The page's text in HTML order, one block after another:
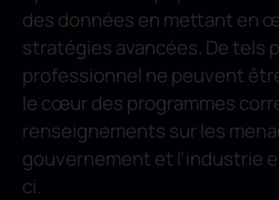
des données en mettant en
stratégies avancées. De tels
professionnel ne peuvent
le cœur des programmes
renseignements sur les
gouvernement et l’industrie
ci.